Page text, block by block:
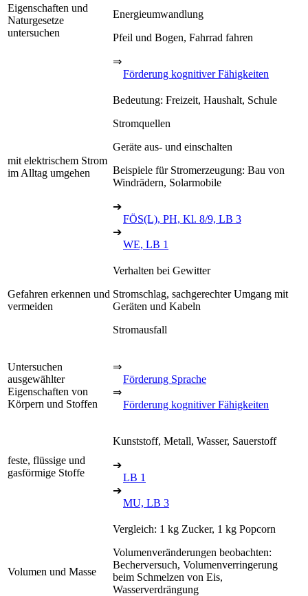
Eigenschaften und
Naturgesetze
untersuchen
Energieumwandlung
Pfeil und Bogen, Fahrrad fahren
⇒
Förderung kognitiver Fähigkeiten
mit elektrischem Strom
im Alltag umgehen
Bedeutung: Freizeit, Haushalt, Schule
Stromquellen
Geräte aus- und einschalten
Beispiele für Stromerzeugung: Bau von
Windrädern, Solarmobile
➔
FÖS(L), PH, Kl. 8/9, LB 3
➔
WE, LB 1
Gefahren erkennen und
vermeiden
Verhalten bei Gewitter
Stromschlag, sachgerechter Umgang mit
Geräten und Kabeln
Stromausfall
Untersuchen
ausgewählter
Eigenschaften von
Körpern und Stoffen
⇒
Förderung Sprache
⇒
Förderung kognitiver Fähigkeiten
feste, flüssige und
gasförmige Stoffe
Kunststoff, Metall, Wasser, Sauerstoff
➔
LB 1
➔
MU, LB 3
Volumen und Masse
Vergleich: 1 kg Zucker, 1 kg Popcorn
Volumenveränderungen beobachten:
Becherversuch, Volumenverringerung
beim Schmelzen von Eis,
Wasserverdrängung